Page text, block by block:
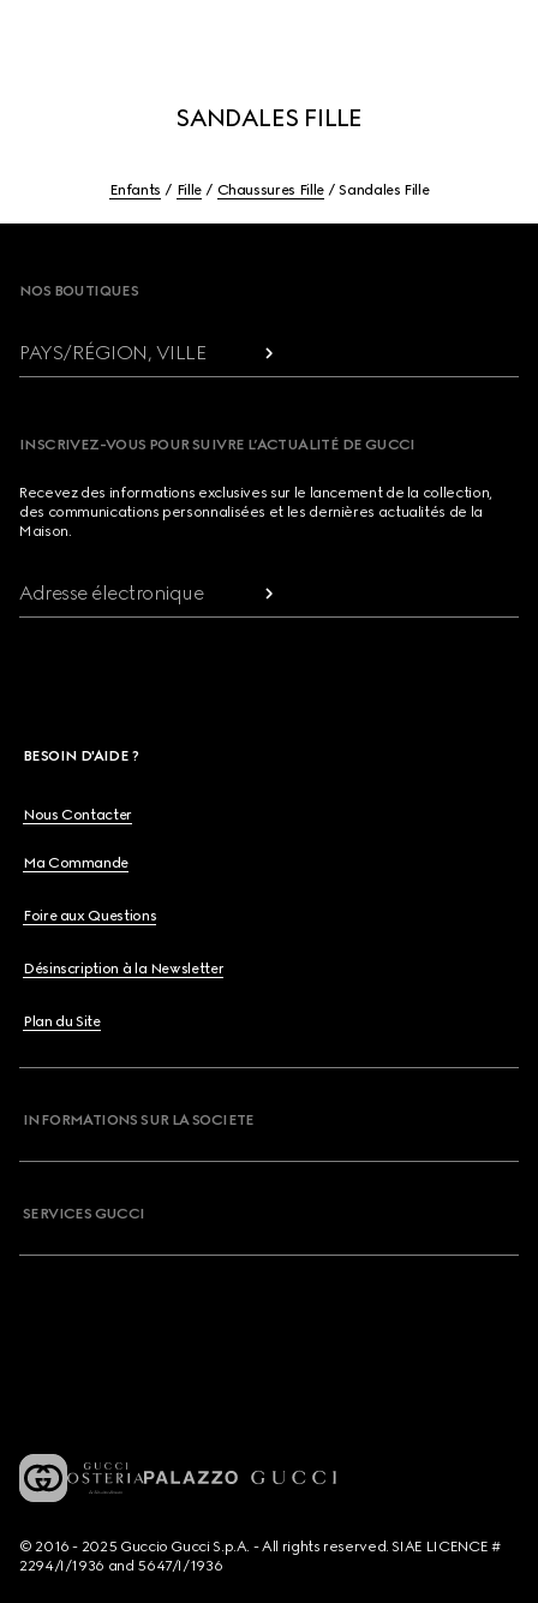
SANDALES FILLE
Enfants Fille Chaussures Fille Sandales Fille
NOS BOUTIQUES
PAYS/RÉGION, VILLE
INSCRIVEZ-VOUS POUR SUIVRE L’ACTUALITÉ DE GUCCI
Recevez des informations exclusives sur le lancement de la collection,
des communications personnalisées et les dernières actualités de la
Maison.
Adresse électronique
BESOIN D'AIDE ?
Nous Contacter
Ma Commande
Foire aux Questions
Désinscription à la Newsletter
Plan du Site
INFORMATIONS SUR LA SOCIETE
SERVICES GUCCI
© 2016 - 2025 Guccio Gucci S.p.A. - All rights reserved. SIAE LICENCE #
2294/I/1936 and 5647/I/1936